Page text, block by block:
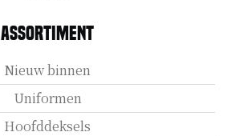
Assortiment
Nieuw binnen
Uniformen
Hoofddeksels